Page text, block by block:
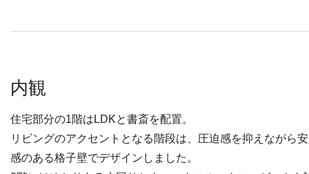
内観
住宅部分の1階はLDKと書斎を配置。
リビングのアクセントとなる階段は、圧迫感を抑えながら
感のある格子壁でデザインしました。